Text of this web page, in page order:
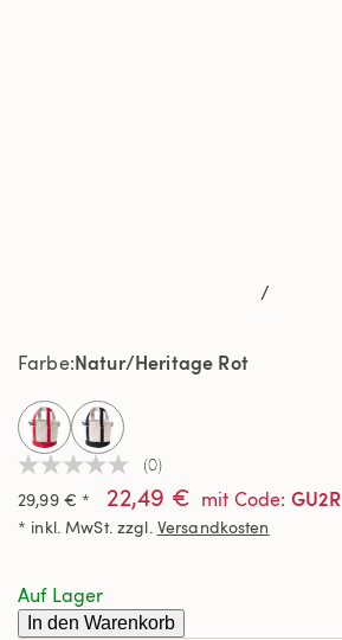
/
Kein
Beurteilungswert
Link
auf
(0)
29,99 € * 22,49 € mit Code: GU2R
* inkl. MwSt. zzgl. Versandkosten
Farbe Natur/Heritage Rot
selected
Auf Lager
In den Warenkorb